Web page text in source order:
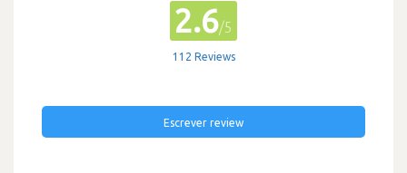
2.6/5
112 Reviews
Escrever review